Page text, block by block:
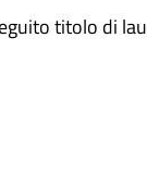
titolo di